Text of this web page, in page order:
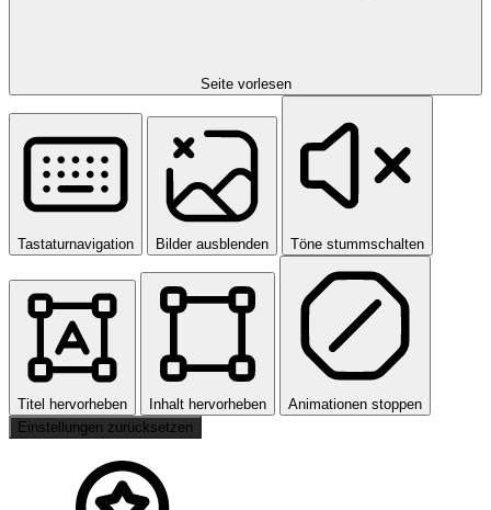
Seite vorlesen
Tastaturnavigation Bilder ausblenden Töne stummschalten
Titel hervorheben Inhalt hervorheben
Animationen stoppen
Einstellungen zurücksetzen